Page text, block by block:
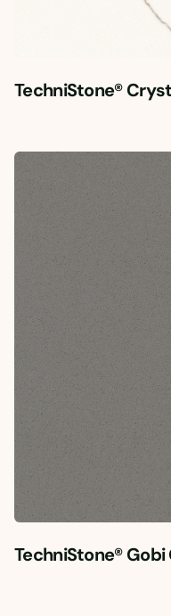
TechniStone®
TechniStone® Gobi